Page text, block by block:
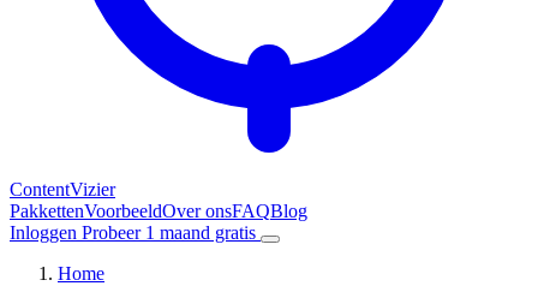
ContentVizier
PakkettenVoorbeeldOver onsFAQBlog
Inloggen Probeer 1 maand gratis
Home